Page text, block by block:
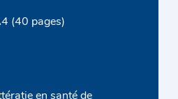
(40 pages)
en santé de